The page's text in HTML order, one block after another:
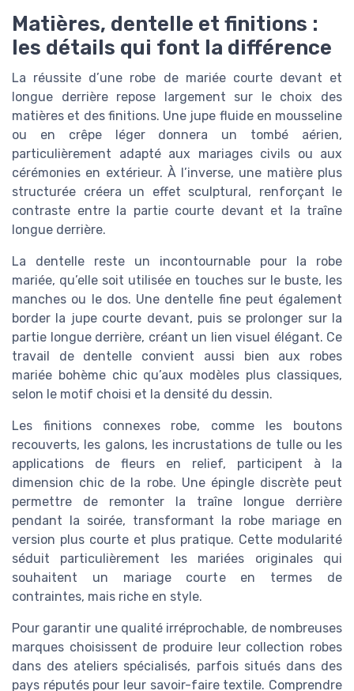
Matières, dentelle et finitions :
les détails qui font la différence
La réussite d’une robe de mariée courte devant et
longue derrière repose largement sur le choix des
matières et des finitions. Une jupe fluide en mousseline
ou en crêpe léger donnera un tombé aérien,
particulièrement adapté aux mariages civils ou aux
cérémonies en extérieur. À l’inverse, une matière plus
structurée créera un effet sculptural, renforçant le
contraste entre la partie courte devant et la traîne
longue derrière.
La dentelle reste un incontournable pour la robe
mariée, qu’elle soit utilisée en touches sur le buste, les
manches ou le dos. Une dentelle fine peut également
border la jupe courte devant, puis se prolonger sur la
partie longue derrière, créant un lien visuel élégant. Ce
travail de dentelle convient aussi bien aux robes
mariée bohème chic qu’aux modèles plus classiques,
selon le motif choisi et la densité du dessin.
Les finitions connexes robe, comme les boutons
recouverts, les galons, les incrustations de tulle ou les
applications de fleurs en relief, participent à la
dimension chic de la robe. Une épingle discrète peut
permettre de remonter la traîne longue derrière
pendant la soirée, transformant la robe mariage en
version plus courte et plus pratique. Cette modularité
séduit particulièrement les mariées originales qui
souhaitent un mariage courte en termes de
contraintes, mais riche en style.
Pour garantir une qualité irréprochable, de nombreuses
marques choisissent de produire leur collection robes
dans des ateliers spécialisés, parfois situés dans des
pays réputés pour leur savoir-faire textile. Comprendre